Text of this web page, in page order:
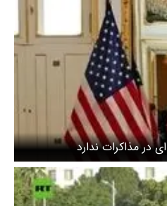
در مذاکرات ندارد